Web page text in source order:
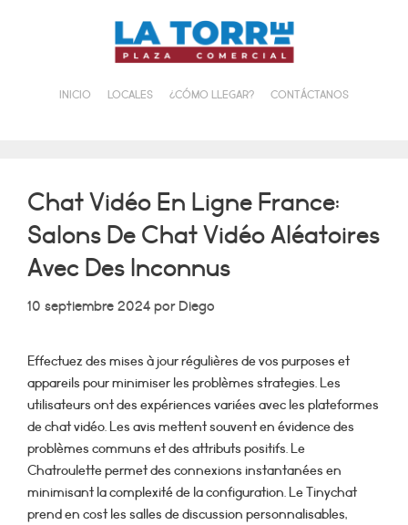
INICIO LOCALES ¿CÓMO LLEGAR? CONTÁCTANOS
Chat Vidéo En Ligne France:
Salons De Chat Vidéo Aléatoires
Avec Des Inconnus
10 septiembre 2024porDiego
Effectuez des mises à jour régulières de vos purposes et
appareils pour minimiser les problèmes strategies. Les
utilisateurs ont des expériences variées avec les plateformes
de chat vidéo. Les avis mettent souvent en évidence des
problèmes communs et des attributs positifs. Le
Chatroulette permet des connexions instantanées en
minimisant la complexité de la configuration. Le Tinychat
prend en cost les salles de discussion personnalisables,